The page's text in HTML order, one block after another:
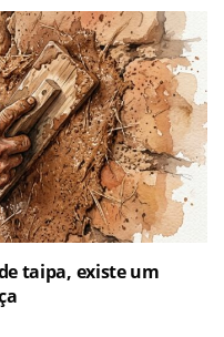
taipa, existe um